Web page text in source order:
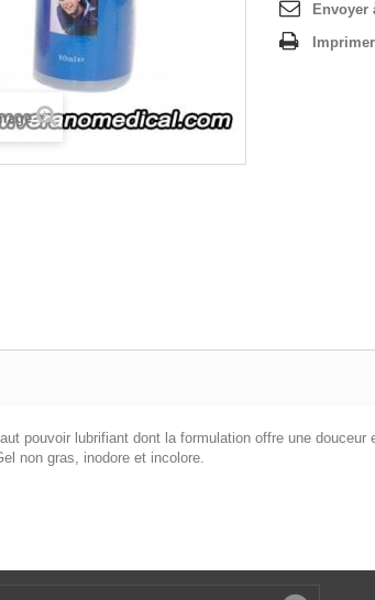
Envoyer
Imprimer
pouvoir lubrifiant dont la formulation offre une
non gras, inodore et incolore.